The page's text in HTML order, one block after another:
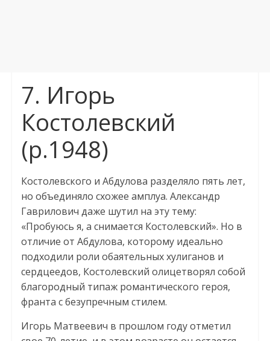
7. Игорь
Костолевский
(р.1948)
Костолевского и Абдулова разделяло пять лет,
но объединяло схожее амплуа. Александр
Гаврилович даже шутил на эту тему:
«Пробуюсь я, а снимается Костолевский». Но в
отличие от Абдулова, которому идеально
подходили роли обаятельных хулиганов и
сердцеедов, Костолевский олицетворял собой
благородный типаж романтического героя,
франта с безупречным стилем.
Игорь Матвеевич в прошлом году отметил